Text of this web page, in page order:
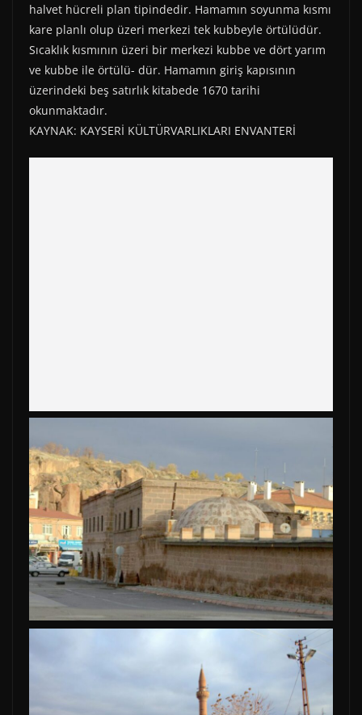
halvet hücreli plan tipindedir. Hamamın soyunma kısmı
kare planlı olup üzeri merkezi tek kubbeyle örtülüdür.
Sıcaklık kısmının üzeri bir merkezi kubbe ve dört yarım
ve kubbe ile örtülü- dür. Hamamın giriş kapısının
üzerindeki beş satırlık kitabede 1670 tarihi
okunmaktadır.
KAYNAK: KAYSERİ KÜLTÜRVARLIKLARI ENVANTERİ